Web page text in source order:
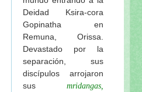
Deidad Ksira-cora
Gopinatha en
Remuna, Orissa.
Devastado por la
separación, sus
discípulos arrojaron
sus mridangas,